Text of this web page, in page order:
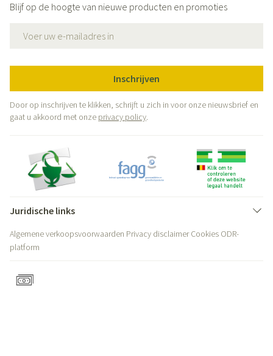
Blijf op de hoogte van nieuwe producten en promoties
Inschrijven
Door op inschrijven te klikken, schrijft u zich in voor onze nieuwsbrief en
gaat u akkoord met onze privacy policy.
Juridische links
Algemene verkoopsvoorwaarden Privacy disclaimer Cookies ODR-
platform